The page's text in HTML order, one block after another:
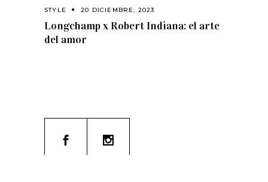
STYLE 20 DICIEMBRE, 2023
Longchamp x Robert Indiana: el arte
del amor